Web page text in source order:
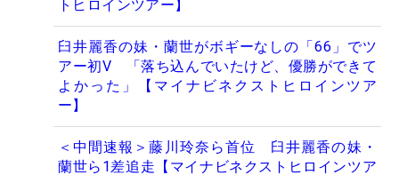
トヒロインツアー】
臼井麗香の妹・蘭世がボギーなしの「66」でツ
アー初V 「落ち込んでいたけど、優勝ができて
よかった」【マイナビネクストヒロインツア
ー】
＜中間速報＞藤川玲奈ら首位 臼井麗香の妹・
蘭世ら1差追走【マイナビネクストヒロインツア